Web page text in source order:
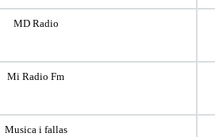
MD Radio
Mi Radio Fm
Musica i fallas